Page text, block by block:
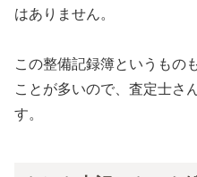
はありません。
この整備記録簿というもの
ことが多いので、査定士さ
す。